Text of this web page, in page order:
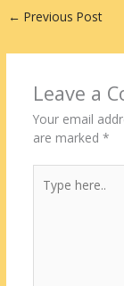
← Previous Post
Leave a
Your email
are marked *
here..